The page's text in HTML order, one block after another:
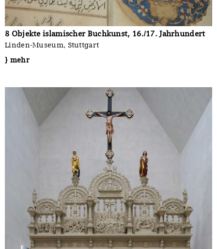
8 Objekte islamischer Buchkunst, 16./17. Jahrhundert
Linden-Museum, Stuttgart
} mehr